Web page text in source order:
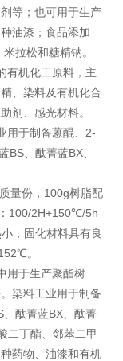
等；也可用于生产
油漆；食品添加
拉松和糖精钠。
有机化工原料，主
、染料及有机化合
剂、感光材料。
用于制备蒽醌、2-
BS、酞菁蓝BX、
量份，100g树脂配
100/2H+150℃/5h
，固化材料具有良
。
用于生产聚酯树
染料工业用于制备
酞菁蓝BX、酞菁
二丁酯、邻苯二甲
药物、油漆和有机